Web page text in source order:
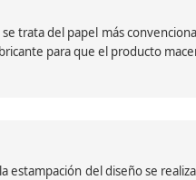
trata del papel más
para que el producto
del diseño se